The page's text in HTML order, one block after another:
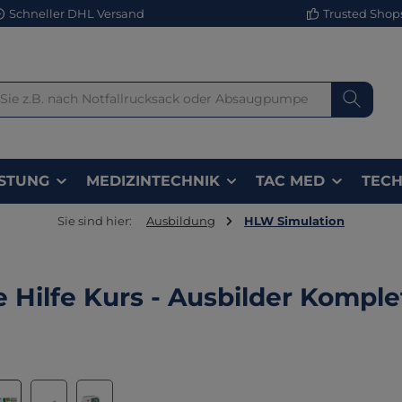
Schneller DHL Versand Trusted
MEDIZINTECHNIK TAC MED
Sie sind hier: Ausbildung HLW Simulation
Hilfe Kurs - Ausbilder
überspringen